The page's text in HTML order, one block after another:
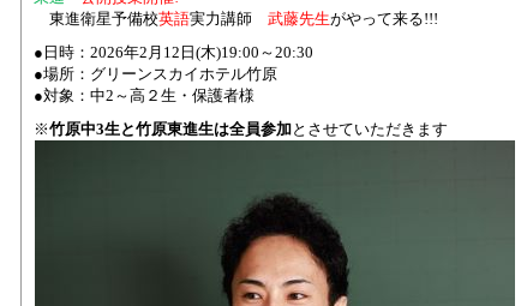
東進衛星予備校英語実力講師 武藤先生がやって来る!!!
●日時：2026年2 月 12 日 (木)19:00 ～20:30
●場所：グリーンスカイホテル竹原
●対象：中2 ～高２生・保護者様
※竹原中3生と竹原東進生は全員参加とさせていただきます